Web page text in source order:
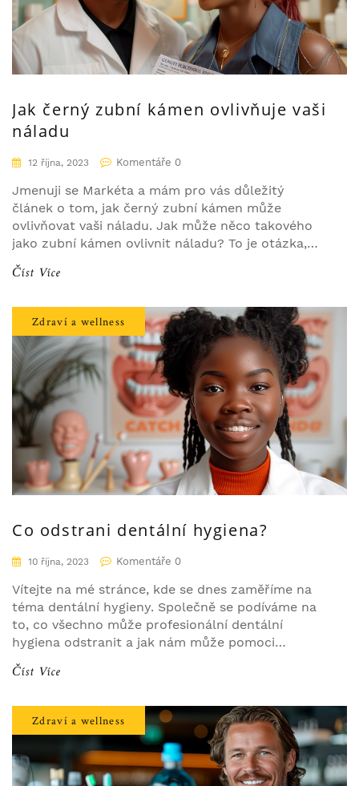
Jak černý zubní kámen ovlivňuje vaši
náladu
12 října, 2023 Komentáře 0
Jmenuji se Markéta a mám pro vás důležitý
článek o tom, jak černý zubní kámen může
ovlivňovat vaši náladu. Jak může něco takového
jako zubní kámen ovlivnit náladu? To je otázka,
kterou si klade mnoho lidí. V tomto příspěvku se
zaměříme na spojitosti mezi zubním kamenem a
skutečné otevření očí, které vám pomůže lépe
chápat váš ústní zdravotní stav a jeho vliv na vaše
emoce.
Číst Více
Zdraví a wellness
Co odstrani dentální hygiena?
10 října, 2023 Komentáře 0
Vítejte na mé stránce, kde se dnes zaměříme na
téma dentální hygieny. Společně se podíváme na
to, co všechno může profesionální dentální
hygiena odstranit a jak nám může pomoci
udržovat naše ústní zdraví v nejlepší kondici.
Osvětlíme, jak je důležitá pro prevenci různých
kámen, který si sami doma nezvládneme.
Rozhodně se toho nebojte, je to běžná součást
péče o zuby a já vás provedu celým procesem.
Číst Více
Zdraví a wellness